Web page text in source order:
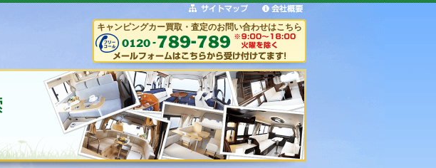
キャンピングカー買取・査定のお問い合わせはこちら